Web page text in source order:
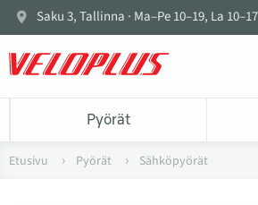
Saku 3, Tallinna · Ma–Pe 10–19, La 10–17
Pyörät
Etusivu Pyörät Sähköpyörät